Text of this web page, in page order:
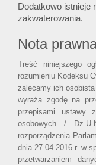
Dodatkowo istnieje
zakwaterowania.
Nota
Treść niniejszego
rozumieniu Kodeksu
zalecamy ich
wyraża zgodę na
przepisami ustawy
osobowych /
rozporządzenia
dnia 27.04.2016 r. w
przetwarzaniem